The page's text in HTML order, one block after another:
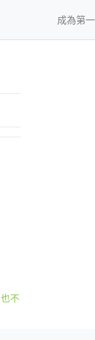
成為第
不